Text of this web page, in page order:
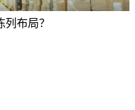
布局？